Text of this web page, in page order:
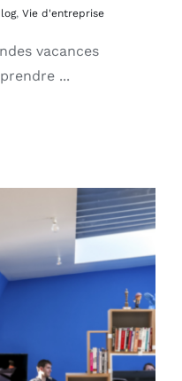
, Vie d'entreprise
vacances
...